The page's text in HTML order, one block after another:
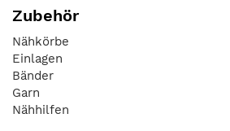
Zubehör
Nähkörbe
Einlagen
Bänder
Garn
Nähhilfen